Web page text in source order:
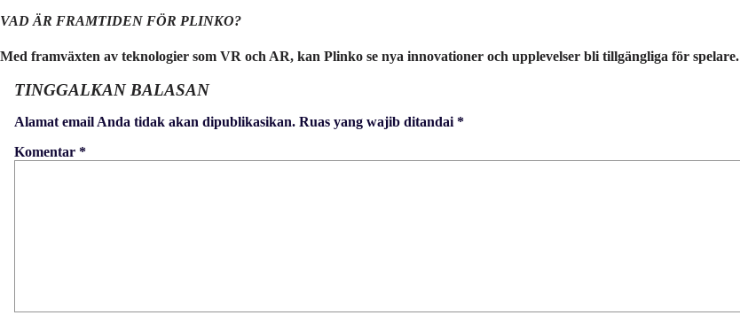
VAD ÄR FRAMTIDEN FÖR PLINKO?
Med framväxten av teknologier som VR och AR, kan Plinko se nya innovationer och upplevelser bli tillgängliga för spelare.
TINGGALKAN BALASAN
Alamat email Anda tidak akan dipublikasikan. Ruas yang wajib ditandai *
Komentar *